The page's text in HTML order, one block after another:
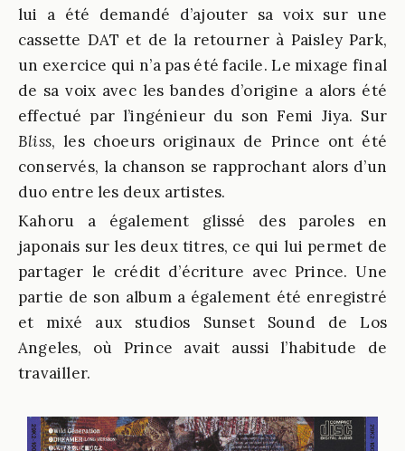
lui a été demandé d’ajouter sa voix sur une
cassette DAT et de la retourner à Paisley Park,
un exercice qui n’a pas été facile. Le mixage final
de sa voix avec les bandes d’origine a alors été
effectué par l’ingénieur du son Femi Jiya. Sur
Bliss, les choeurs originaux de Prince ont été
conservés, la chanson se rapprochant alors d’un
duo entre les deux artistes.
Kahoru a également glissé des paroles en
japonais sur les deux titres, ce qui lui permet de
partager le crédit d’écriture avec Prince. Une
partie de son album a également été enregistré
et mixé aux studios Sunset Sound de Los
Angeles, où Prince avait aussi l’habitude de
travailler.